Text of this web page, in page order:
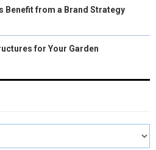
Benefit from a Brand Strategy
for Your Garden